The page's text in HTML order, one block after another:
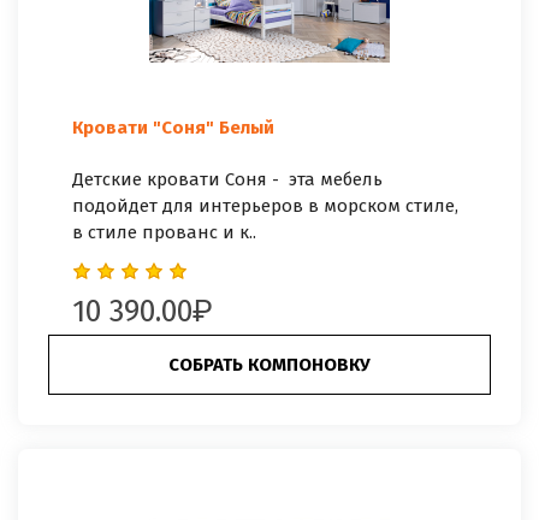
Кровати "Соня" Белый
Детские кровати Соня - эта мебель
подойдет для интерьеров в морском стиле,
в стиле прованс и к..
10 390.00
СОБРАТЬ КОМПОНОВКУ